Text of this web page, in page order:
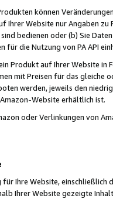
können
Ihrer Website nur Angaben
bedienen oder (b) Sie
die Nutzung von PA API
Produkt auf Ihrer Website
mit Preisen für das
werden, jeweils den
Website erhältlich ist.
oder Verlinkungen von
Ihre Website,
Ihrer Website gezeigte